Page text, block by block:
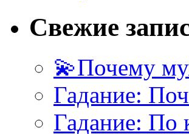
Свежие
💫Почему
Гадание:
Гадание: По